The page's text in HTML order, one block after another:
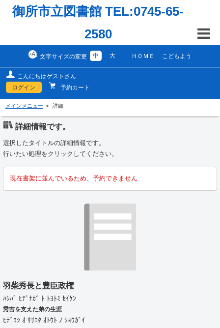
御所市立図書館 TEL:0745-65-
2580
文字サイズの変更 中 大 ＨＯＭＥ こどもよう
こんにちはゲストさん
ログイン
予約カート
メインメニュー 詳細
詳細情報です。
選択したタイトルの詳細情報です。
行いたい処理をクリックしてください。
現在書架に並んでいるため、予約できません
羽柴秀長と豊臣政権
ﾊｼﾊﾞ ﾋﾃﾞﾅｶﾞ ﾄ ﾄﾖﾄﾐ ｾｲｹﾝ
秀吉を支えた弟の生涯
ﾋﾃﾞﾖｼ ｵ ｻｻｴﾀ ｵﾄｳﾄ ﾉ ｼｮｳｶﾞｲ